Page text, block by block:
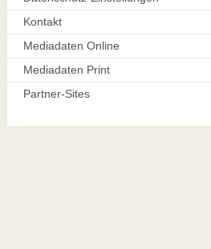
Kontakt
Mediadaten Online
Mediadaten Print
Partner-Sites